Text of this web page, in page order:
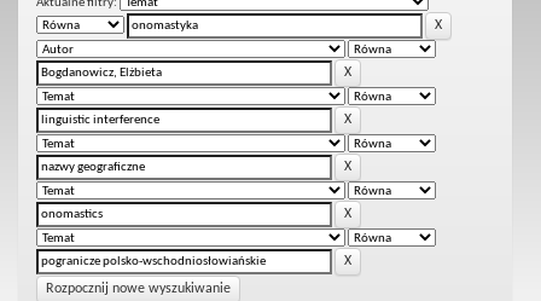
Aktualne filtry:
Rozpocznij nowe wyszukiwanie